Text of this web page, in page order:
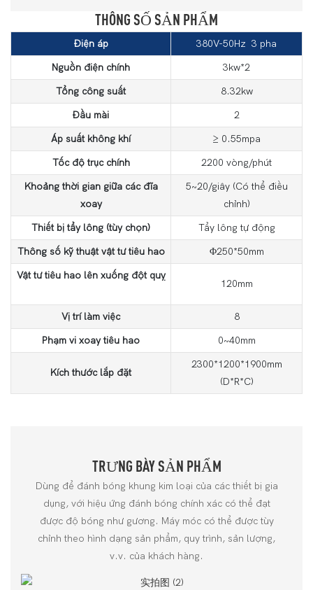
THÔNG SỐ SẢN PHẨM
Điện áp
380V-50Hz 3 pha
Nguồn điện chính
3kw*2
Tổng công suất
8.32kw
Đầu mài
2
Áp suất không khí
≥ 0.55mpa
Tốc độ trục chính
2200 vòng/phút
Khoảng thời gian giữa các đĩa
xoay
5~20/giây (Có thể điều
chỉnh)
Thiết bị tẩy lông (tùy chọn)
Tẩy lông tự động
Thông số kỹ thuật vật tư tiêu hao
Φ250*50mm
Vật tư tiêu hao lên xuống đột quỵ
120mm
Vị trí làm việc
8
Phạm vi xoay tiêu hao
0~40mm
Kích thước lắp đặt
2300*1200*1900mm
(D*R*C)
TRƯNG BÀY SẢN PHẨM
Dùng để đánh bóng khung kim loại của các thiết bị gia
dụng, với hiệu ứng đánh bóng chính xác có thể đạt
được độ bóng như gương. Máy móc có thể được tùy
chỉnh theo hình dạng sản phẩm, quy trình, sản lượng,
v.v. của khách hàng.